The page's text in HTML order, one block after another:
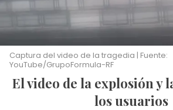
Captura del video de la tragedia | Fuente:
YouTube/GrupoFormula-RF
El video de la explosión y la reacción de
los usuarios